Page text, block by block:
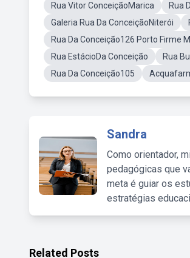
Rua Vitor ConceiçãoMarica
Rua
Galeria Rua Da ConceiçãoNiterói
Rua Da Conceição126 Porto Firme
Rua EstácioDa Conceição
Rua
Rua Da Conceição105
Sandra
Como orientador,
pedagógicas que
meta é guiar os
estratégias
Related Posts